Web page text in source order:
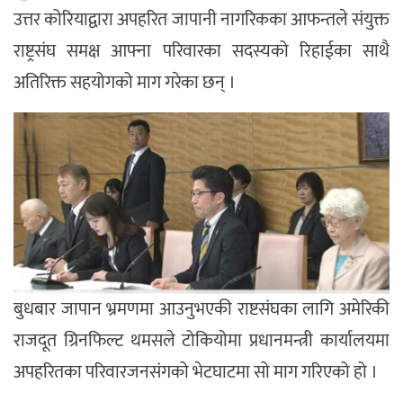
उत्तर कोरियाद्वारा अपहरित जापानी नागरिकका आफन्तले संयुक्त
राष्ट्रसंघ समक्ष आफ्ना परिवारका सदस्यको रिहाईका साथै
अतिरिक्त सहयोगको माग गरेका छन् ।
बुधबार जापान भ्रमणमा आउनुभएकी राष्टसंघका लागि अमेरिकी
राजदूत ग्रिनफिल्ट थमसले टोकियोमा प्रधानमन्त्री कार्यालयमा
अपहरितका परिवारजनसंगको भेटघाटमा सो माग गरिएको हो ।